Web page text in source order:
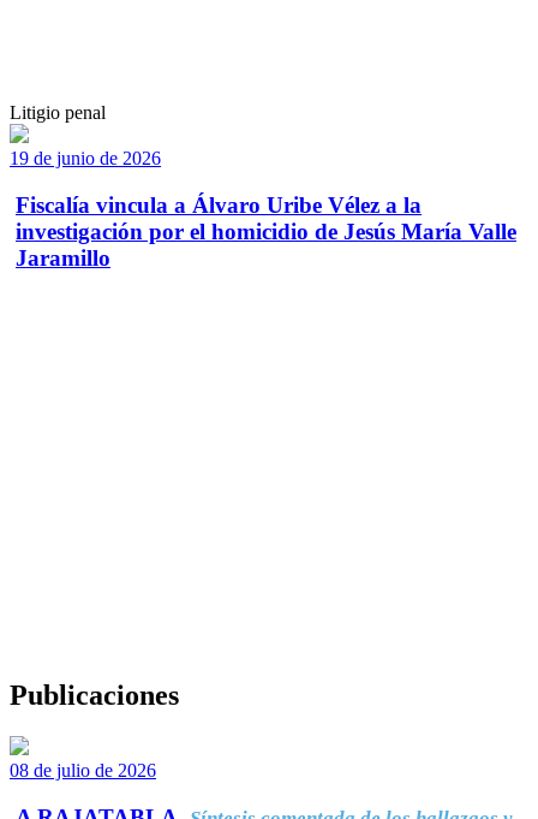
Litigio penal
19 de junio de 2026
Fiscalía vincula a Álvaro Uribe Vélez a la
investigación por el homicidio de Jesús María Valle
Jaramillo
Publicaciones
08 de julio de 2026